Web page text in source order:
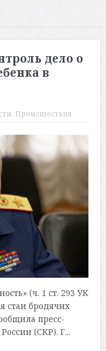
дело о
в
, Происшествия
(ч. 1 ст. 293 УК
стаи бродячих
пресс-
(СКР). Г...